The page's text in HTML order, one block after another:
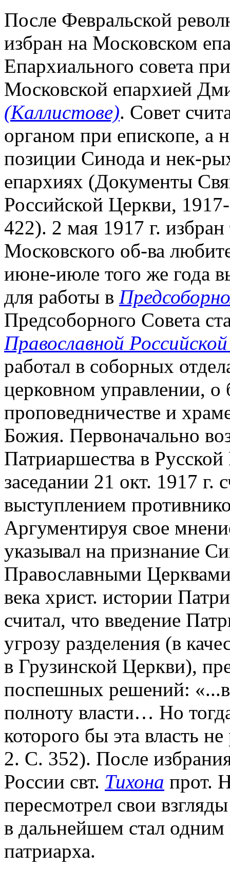
После Февральской
избран на Московском
Епархиального совета
Московской епархией
(Каллистове). Совет
органом при епископе, а
позиции Синода и нек-
епархиях (Документы
Российской Церкви,
422). 2 мая 1917 г.
Московского об-ва
июне-июле того же года
для работы в
Предсоборного Совета
Православной
работал в соборных
церковном управлении, о
проповедничестве и
Божия. Первоначально
Патриаршества в
заседании 21 окт. 1917 г.
выступлением
Аргументируя свое
указывал на признание
Православными
века христ. истории
считал, что введение
угрозу разделения (в
в Грузинской Церкви),
поспешных решений:
полноту власти… Но
которого бы эта власть
2. С. 352). После
России свт. Тихона прот.
пересмотрел свои
в дальнейшем стал одним
патриарха.